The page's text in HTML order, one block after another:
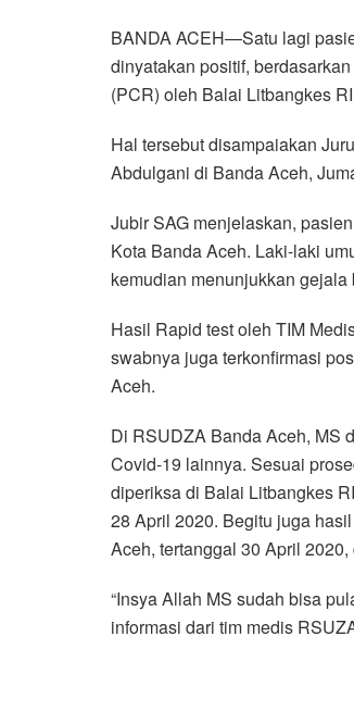
c
e
b
o
k
i
t
t
r
a
t
s
p
p
n
e
l
e
g
a
m
a
i
l
BANDA ACEH—Satu lagi
dinyatakan positif,
(PCR) oleh Balai Litbangkes
Hal tersebut disampaiakan
Abdulgani di Banda Aceh,
Jubir SAG menjelaskan,
Kota Banda Aceh. Laki-laki
kemudian menunjukkan gejala
Hasil Rapid test oleh TIM
swabnya juga terkonfirmasi
Aceh.
Di RSUDZA Banda Aceh, MS
Covid-19 lainnya. Sesuai
diperiksa di Balai Litbangkes
28 April 2020. Begitu juga
Aceh, tertanggal 30 April
“Insya Allah MS sudah bisa
informasi dari tim medis